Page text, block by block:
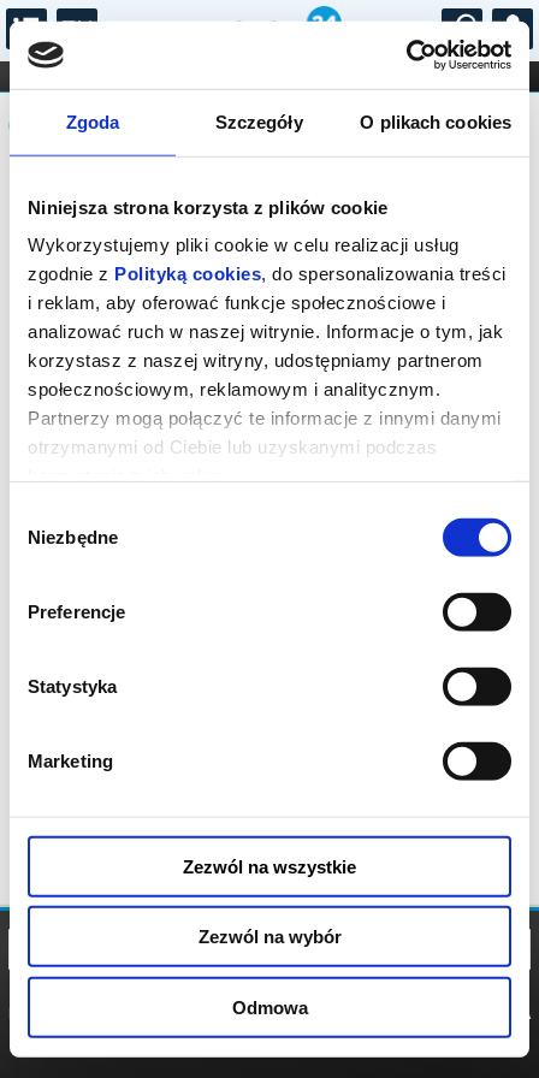
Zgoda Szczegóły O plikach cookies
Niniejsza strona korzysta z plików cookie
Wykorzystujemy pliki cookie w celu realizacji usług
zgodnie z Polityką cookies, do spersonalizowania treści
i reklam, aby oferować funkcje społecznościowe i
analizować ruch w naszej witrynie. Informacje o tym, jak
korzystasz z naszej witryny, udostępniamy partnerom
społecznościowym, reklamowym i analitycznym.
Partnerzy mogą połączyć te informacje z innymi danymi
otrzymanymi od Ciebie lub uzyskanymi podczas
zgody
Niezbędne
Preferencje
Statystyka
Marketing
Zezwól na wszystkie
Zezwól na wybór
Odmowa
...
FILHARMONIA OPERA I BALET
STAND-UP
DLA DZIECI
Komunikat
Seans wyprzedany.
POLITYKA
POLITYKA